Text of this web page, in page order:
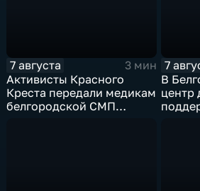
7 августа
3 мин
Активисты Красного
Креста передали медикам
белгородской СМП
7
В
центр